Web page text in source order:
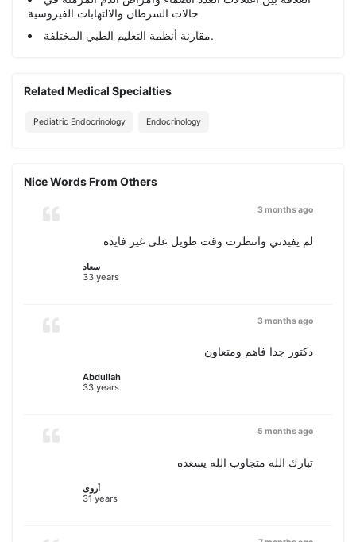
حالات السرطان والالتهابات الفيروسية
مقارنة أنظمة التعليم الطبي المختلفة.
Related Medical Specialties
Pediatric Endocrinology Endocrinology
Nice Words From Others
3 months ago
لم يفيدني وانتظرت وقت طويل على غير فايده
سعاد
33 years
3 months ago
دكتور جدا فاهم ومتعاون
Abdullah
33 years
5 months ago
تبارك الله متجاوب الله يسعده
أروى
31 years